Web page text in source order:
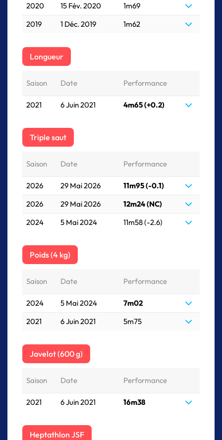
2020 15 Fév. 2020
1m69
2019
1 Déc. 2019 1m62
Longueur
Saison Date Performance
2021 6 Juin 2021 4m65 (+0.2)
Triple saut
Saison Date Performance
2026 29 Mai 2026
11m95 (-0.1)
2026
29 Mai 2026
12m24 (NC)
2024
5 Mai 2024 11m58 (-2.6)
Poids (4 kg)
Saison Date Performance
2024 5 Mai 2024
7m02
2021
6 Juin 2021 5m75
Javelot (600 g)
Saison Date Performance
2021 6 Juin 2021 16m38
Heptathlon JSF